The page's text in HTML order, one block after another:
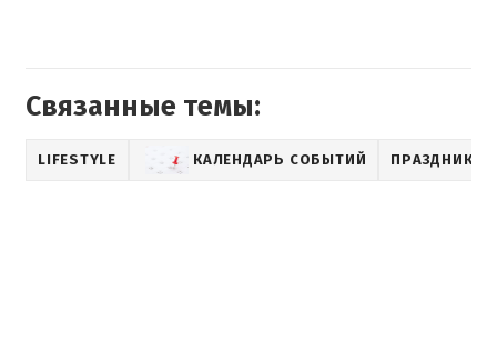
Связанные темы:
LIFESTYLE КАЛЕНДАРЬ СОБЫТИЙ ПРАЗДНИК В